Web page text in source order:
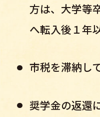
方は、大学等
へ転入後１年
市税を滞納し
奨学金の返還